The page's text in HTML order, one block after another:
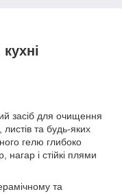
засіб для очищення
листів та будь-яких
гелю глибоко
і стійкі плями
та